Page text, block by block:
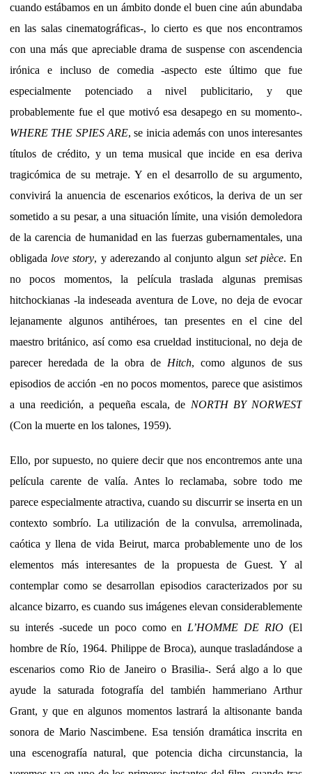
cuando estábamos en un ámbito donde el buen cine aún abundaba
en las salas cinematográficas-, lo cierto es que nos encontramos
con una más que apreciable drama de suspense con ascendencia
irónica e incluso de comedia -aspecto este último que fue
especialmente potenciado a nivel publicitario, y que
probablemente fue el que motivó esa desapego en su momento-.
WHERE THE SPIES ARE, se inicia además con unos interesantes
títulos de crédito, y un tema musical que incide en esa deriva
tragicómica de su metraje. Y en el desarrollo de su argumento,
convivirá la anuencia de escenarios exóticos, la deriva de un ser
sometido a su pesar, a una situación límite, una visión demoledora
de la carencia de humanidad en las fuerzas gubernamentales, una
obligada love story, y aderezando al conjunto algun set pièce. En
no pocos momentos, la película traslada algunas premisas
hitchockianas -la indeseada aventura de Love, no deja de evocar
lejanamente algunos antihéroes, tan presentes en el cine del
maestro británico, así como esa crueldad institucional, no deja de
parecer heredada de la obra de Hitch, como algunos de sus
episodios de acción -en no pocos momentos, parece que asistimos
a una reedición, a pequeña escala, de NORTH BY NORWEST
(Con la muerte en los talones, 1959).
Ello, por supuesto, no quiere decir que nos encontremos ante una
película carente de valía. Antes lo reclamaba, sobre todo me
parece especialmente atractiva, cuando su discurrir se inserta en un
contexto sombrío. La utilización de la convulsa, arremolinada,
caótica y llena de vida Beirut, marca probablemente uno de los
elementos más interesantes de la propuesta de Guest. Y al
contemplar como se desarrollan episodios caracterizados por su
alcance bizarro, es cuando sus imágenes elevan considerablemente
su interés -sucede un poco como en L’HOMME DE RIO (El
hombre de Río, 1964. Philippe de Broca), aunque trasladándose a
escenarios como Rio de Janeiro o Brasilia-. Será algo a lo que
ayude la saturada fotografía del también hammeriano Arthur
Grant, y que en algunos momentos lastrará la altisonante banda
sonora de Mario Nascimbene. Esa tensión dramática inscrita en
una escenografía natural, que potencia dicha circunstancia, la